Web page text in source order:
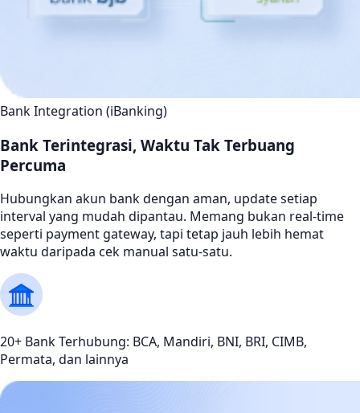
Bank Integration (iBanking)
Bank Terintegrasi, Waktu Tak Terbuang
Percuma
Hubungkan akun bank dengan aman, update setiap
interval yang mudah dipantau. Memang bukan real-time
seperti payment gateway, tapi tetap jauh lebih hemat
waktu daripada cek manual satu-satu.
20+ Bank Terhubung: BCA, Mandiri, BNI, BRI, CIMB,
Permata, dan lainnya